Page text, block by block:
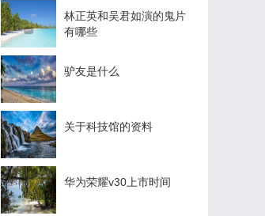
林正英和吴君如演的鬼片
有哪些
驴友是什么
关于科技馆的资料
华为荣耀v30上市时间